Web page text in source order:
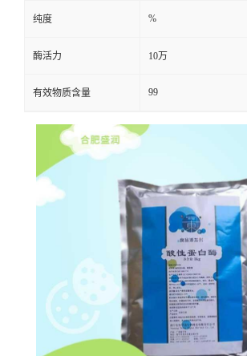
纯度 %
酶活力 10万
有效物质含量 99